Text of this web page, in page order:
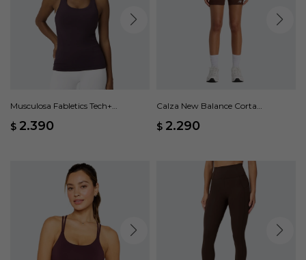
Musculosa Fabletics Tech+
$ 2.390
Calza New Balance Corta
$ 2.290